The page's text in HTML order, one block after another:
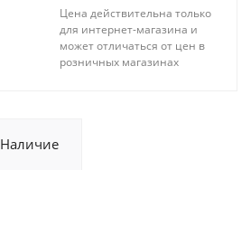
Цена действительна только
для интернет-магазина и
может отличаться от цен в
розничных магазинах
Наличие